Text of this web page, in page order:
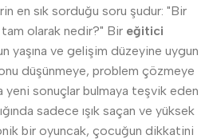
en sık sorduğu soru şudur: "Bir
olarak nedir?" Bir eğitici
yaşına ve gelişim düzeyine uygun
düşünmeye, problem çözmeye
yeni sonuçlar bulmaya teşvik eden
sadece ışık saçan ve yüksek
bir oyuncak, çocuğun dikkatini